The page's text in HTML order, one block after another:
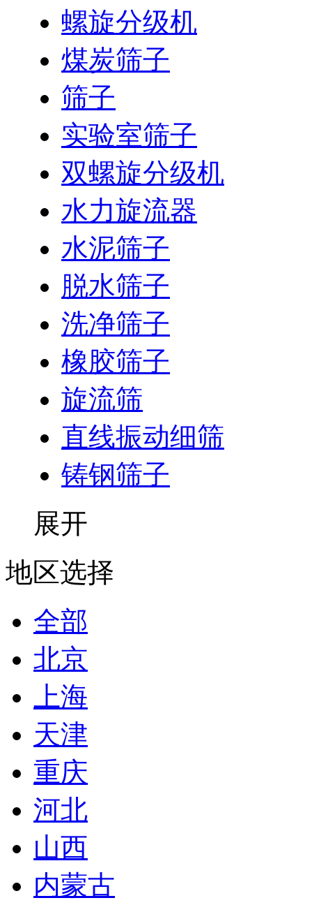
螺旋分级机
煤炭筛子
筛子
实验室筛子
双螺旋分级机
水力旋流器
水泥筛子
脱水筛子
洗净筛子
橡胶筛子
旋流筛
直线振动细筛
铸钢筛子
展开
地区选择
全部
北京
上海
天津
重庆
河北
山西
内蒙古